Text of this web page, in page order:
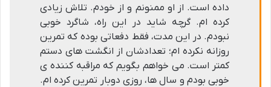
داده است. از او ممنونم و از خودم. تلاش زیادی
کرده ام. گرچه شاید در این راه، شاگرد خوبی
نبودم. در این مدت، فقط دفعاتی بوده که تمرین
روزانه نکرده ام؛ تعدادشان از انگشت های دستم
کمتر است. می خواهم بگویم که مراقبه کننده ی
خوبی بودم و سال ها، روزی دوبار تمرین کرده ام.